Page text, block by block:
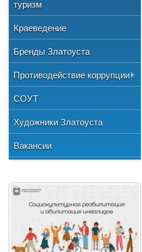
Учетная политика
и отдыха
№3"
"Детская школа искусств №1"
"Детская школа искусств №3"
Городской методический совет
Национальные культурные
центры
Литературное объединение
"Мартен"
Профсоюзная организация
обслуживания
Нормативно-правовая база
Фото
Видео
туризм
Краеведение
Бренды Златоуста
Противодействие коррупции
Документы
Сведения о доходах
Формы документов
СОУТ
Художники Златоуста
Вакансии